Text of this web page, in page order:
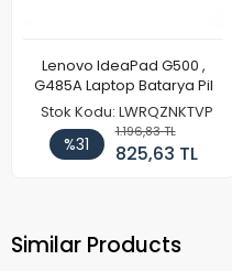
Lenovo IdeaPad G500 ,
G485A Laptop Batarya Pil
Stok Kodu: LWRQZNKTVP
%31
1.196,83 TL
825,63 TL
Similar Products